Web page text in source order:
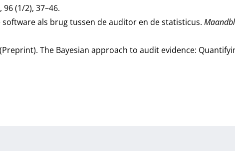
, 96 (1/2), 37–46.
software als brug tussen de auditor en de statisticus.
(Preprint). The Bayesian approach to audit evidence: